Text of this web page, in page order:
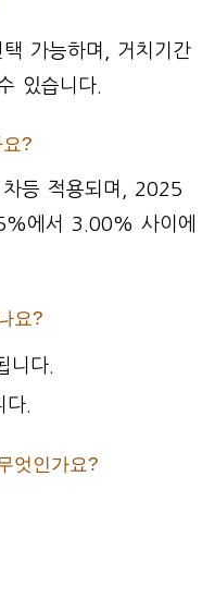
가능하며, 거치기간
있습니다.
?
등 적용되며, 2025
에서 3.00% 사이에
요?
니다.
.
엇인가요?